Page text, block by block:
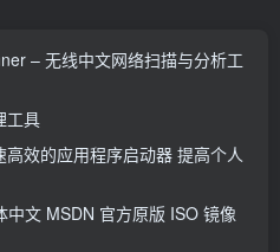
– 无线中文网络扫描与分析工
工具
效的应用程序启动器 提高个人
文 MSDN 官方原版 ISO 镜像